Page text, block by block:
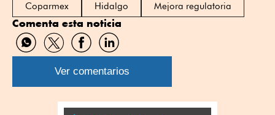
Coparmex Hidalgo Mejora regulatoria
Comenta esta noticia
Compartir
por
WhatsApp
Compartir
por
Twitter
Compartir
por
Facebook
Compartir
por
Linkedin
Ver comentarios